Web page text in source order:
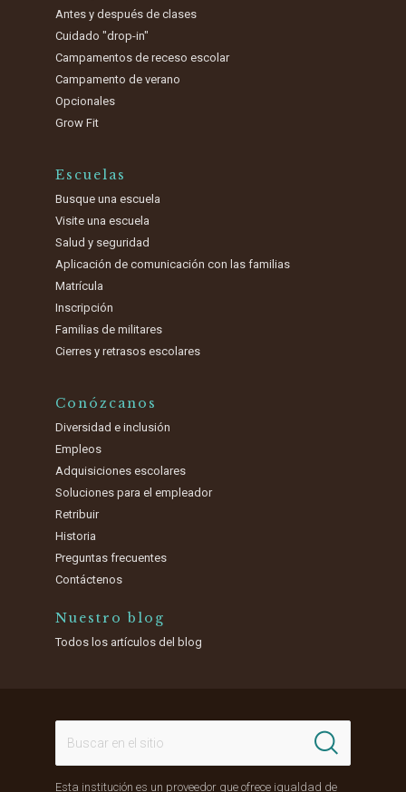
Antes y después de clases
Cuidado "drop-in"
Campamentos de receso escolar
Campamento de verano
Opcionales
Grow Fit
Escuelas
Busque una escuela
Visite una escuela
Salud y seguridad
Aplicación de comunicación con las familias
Matrícula
Inscripción
Familias de militares
Cierres y retrasos escolares
Conózcanos
Diversidad e inclusión
Empleos
Adquisiciones escolares
Soluciones para el empleador
Retribuir
Historia
Preguntas frecuentes
Contáctenos
Nuestro blog
Todos los artículos del blog
Esta institución es un proveedor que ofrece igualdad de